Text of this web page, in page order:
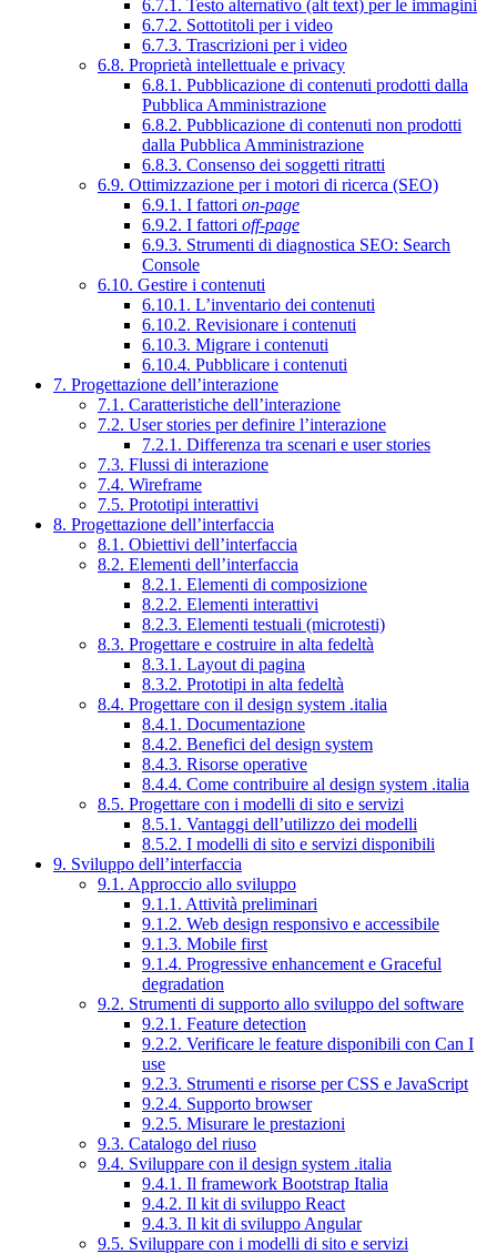
6.7.1. Testo alternativo (alt text) per le immagini
6.7.2. Sottotitoli per i video
6.7.3. Trascrizioni per i video
6.8. Proprietà intellettuale e privacy
6.8.1. Pubblicazione di contenuti prodotti dalla
Pubblica Amministrazione
6.8.2. Pubblicazione di contenuti non prodotti
dalla Pubblica Amministrazione
6.8.3. Consenso dei soggetti ritratti
6.9. Ottimizzazione per i motori di ricerca (SEO)
6.9.1. I fattori on-page
6.9.2. I fattori off-page
6.9.3. Strumenti di diagnostica SEO: Search
Console
6.10. Gestire i contenuti
6.10.1. L’inventario dei contenuti
6.10.2. Revisionare i contenuti
6.10.3. Migrare i contenuti
6.10.4. Pubblicare i contenuti
7. Progettazione dell’interazione
7.1. Caratteristiche dell’interazione
7.2. User stories per definire l’interazione
7.2.1. Differenza tra scenari e user stories
7.3. Flussi di interazione
7.4. Wireframe
7.5. Prototipi interattivi
8. Progettazione dell’interfaccia
8.1. Obiettivi dell’interfaccia
8.2. Elementi dell’interfaccia
8.2.1. Elementi di composizione
8.2.2. Elementi interattivi
8.2.3. Elementi testuali (microtesti)
8.3. Progettare e costruire in alta fedeltà
8.3.1. Layout di pagina
8.3.2. Prototipi in alta fedeltà
8.4. Progettare con il design system .italia
8.4.1. Documentazione
8.4.2. Benefici del design system
8.4.3. Risorse operative
8.4.4. Come contribuire al design system .italia
8.5. Progettare con i modelli di sito e servizi
8.5.1. Vantaggi dell’utilizzo dei modelli
8.5.2. I modelli di sito e servizi disponibili
9. Sviluppo dell’interfaccia
9.1. Approccio allo sviluppo
9.1.1. Attività preliminari
9.1.2. Web design responsivo e accessibile
9.1.3. Mobile first
9.1.4. Progressive enhancement e Graceful
degradation
9.2. Strumenti di supporto allo sviluppo del software
9.2.1. Feature detection
9.2.2. Verificare le feature disponibili con Can I
use
9.2.3. Strumenti e risorse per CSS e JavaScript
9.2.4. Supporto browser
9.2.5. Misurare le prestazioni
9.3. Catalogo del riuso
9.4. Sviluppare con il design system .italia
9.4.1. Il framework Bootstrap Italia
9.4.2. Il kit di sviluppo React
9.4.3. Il kit di sviluppo Angular
9.5. Sviluppare con i modelli di sito e servizi